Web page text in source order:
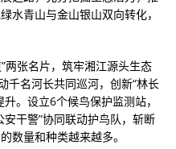
水青山与金山银山双向转化，
两张名片，筑牢湘江源头生态
千名河长共同巡河，创新“林长
。设立6个候鸟保护监测站，
干警”协同联动护鸟队，斩断
数量和种类越来越多。